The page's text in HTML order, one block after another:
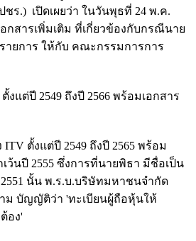
ร.) เปิดเผยว่า ในวันพุธที่ 24 พ.ค.
อกสารเพิ่มเติม ที่เกี่ยวข้องกับกรณีนาย
ายการ ให้กับ คณะกรรมการการ
งแต่ปี 2549 ถึงปี 2566 พร้อมเอกสาร
ตั้งแต่ปี 2549 ถึงปี 2565 พร้อม
ว้นปี 2555 ซึ่งการที่นายพิธา มีชื่อเป็น
นั้น พ.ร.บ.บริษัทมหาชนจำกัด
าม บัญญัติว่า 'ทะเบียนผู้ถือหุ้นให้
อง'